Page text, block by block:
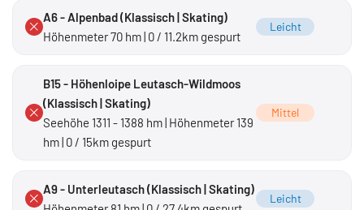
A6 - Alpenbad (Klassisch | Skating)
Höhenmeter 70 hm | 0 / 11.2km gespurt
Leicht
B15 - Höhenloipe Leutasch-Wildmoos
(Klassisch | Skating)
Seehöhe 1311 - 1388 hm | Höhenmeter 139
hm | 0 / 15km gespurt
Mittel
A9 - Unterleutasch (Klassisch | Skating)
Leicht